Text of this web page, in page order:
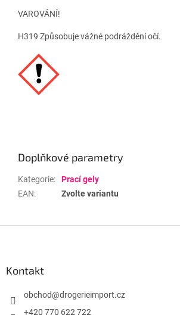
VAROVÁNÍ!
H319 Způsobuje vážné podráždění očí.
Doplňkové parametry
Kategorie:
Prací gely
EAN: Zvolte variantu
Kontakt
obchod@drogerieimport.cz
+420 770 622 722